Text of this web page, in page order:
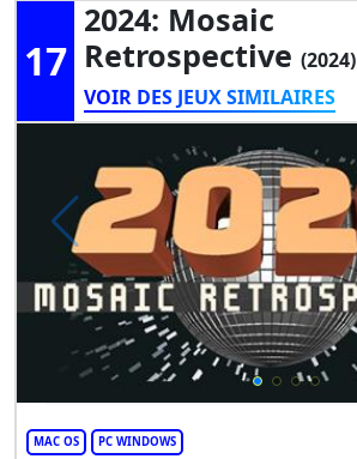
17
2024: Mosaic
Retrospective (2024)
VOIR DES JEUX SIMILAIRES
MAC OS PC WINDOWS